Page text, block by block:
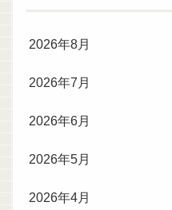
2026年8月
2026年7月
2026年6月
2026年5月
2026年4月